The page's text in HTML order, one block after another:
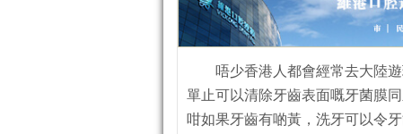
唔少香港人都會經常去大陸
單止可以清除牙齒表面嘅牙菌膜
咁如果牙齒有啲黃，洗牙可以令